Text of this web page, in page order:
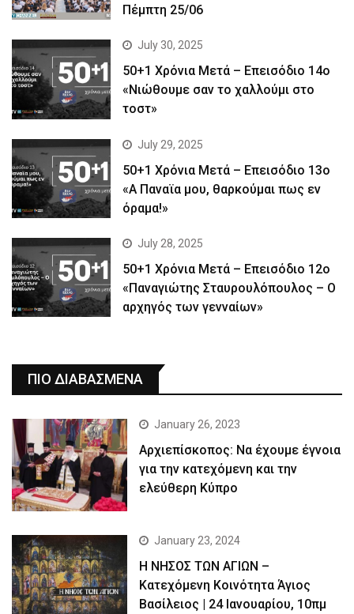
Πέμπτη 25/06
July 30, 2025
50+1 Χρόνια Μετά – Επεισόδιο 14ο
«Νιώθουμε σαν το χαλλούμι στο
τοστ»
July 29, 2025
50+1 Χρόνια Μετά – Επεισόδιο 13ο
«Α Παναϊα μου, θαρκούμαι πως εν
όραμα!»
July 28, 2025
50+1 Χρόνια Μετά – Επεισόδιο 12ο
«Παναγιώτης Σταυρουλόπουλος – Ο
αρχηγός των γενναίων»
ΠΙΟ ΔΙΑΒΑΣΜΕΝΑ
January 26, 2023
Αρχιεπίσκοπος: Να έχουμε έγνοια
για την κατεχόμενη και την
ελεύθερη Κύπρο
January 23, 2024
Η ΝΗΣΟΣ ΤΩΝ ΑΓΙΩΝ –
Κατεχόμενη Κοινότητα Άγιος
Βασίλειος | 24 Ιανουαρίου, 10πμ